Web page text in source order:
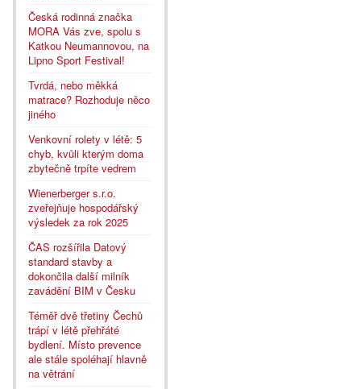
Česká rodinná značka
MORA Vás zve, spolu s
Katkou Neumannovou, na
Lipno Sport Festival!
Tvrdá, nebo měkká
matrace? Rozhoduje něco
jiného
Venkovní rolety v létě: 5
chyb, kvůli kterým doma
zbytečně trpíte vedrem
Wienerberger s.r.o.
zveřejňuje hospodářský
výsledek za rok 2025
ČAS rozšířila Datový
standard stavby a
dokončila další milník
zavádění BIM v Česku
Téměř dvě třetiny Čechů
trápí v létě přehřáté
bydlení. Místo prevence
ale stále spoléhají hlavně
na větrání